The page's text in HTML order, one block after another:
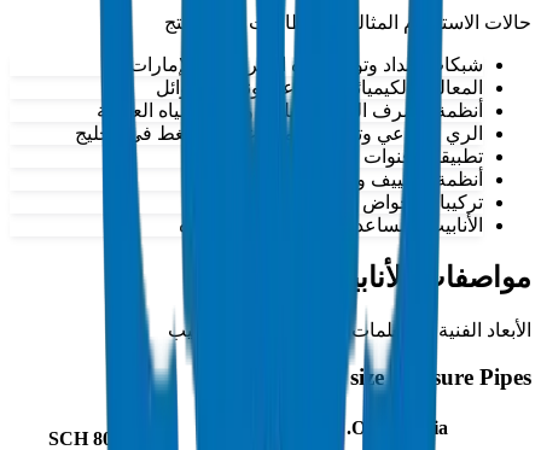
حالات الاستخدام المثالية والقطاعات لهذا المنتج
شبكات إمداد وتوزيع مياه الشرب في الإمارات
المعالجة الكيميائية الصناعية ونقل السوائل
أنظمة الصرف الصحي البلدية وإدارة المياه العادمة
الري الزراعي وتوصيل المياه عالي الضغط في الخليج
تطبيقات قنوات الكهرباء والاتصالات
أنظمة التكييف وتدوير مياه التبريد
تركيبات أحواض السباحة والنوافير
الأنابيب المساعدة لمحطات تحلية المياه
مواصفات الأنابيب
الأبعاد الفنية والمعلمات لجميع مقاسات الأنابيب
Inch size Pressure Pipes
Outside Dia.
SCH 80